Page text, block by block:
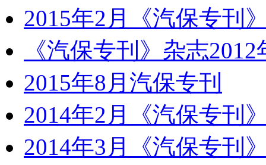
2015年2月《汽保专刊
《汽保专刊》杂志2012
2015年8月汽保专刊
2014年2月《汽保专刊
2014年3月《汽保专刊